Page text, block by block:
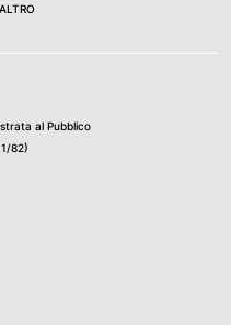
ALTRO
al Pubblico
82)